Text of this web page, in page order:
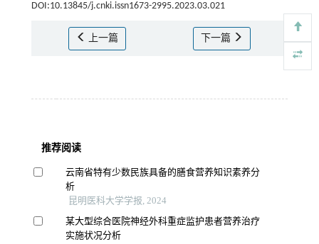
DOI:10.13845/j.cnki.issn1673-2995.2023.03.021
上一篇 下一篇